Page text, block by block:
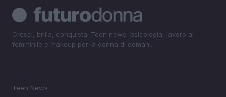
Cresci, brilla, conquista. Teen news, psicologia, lavoro al
femminile e makeup per la donna di domani.
Teen News